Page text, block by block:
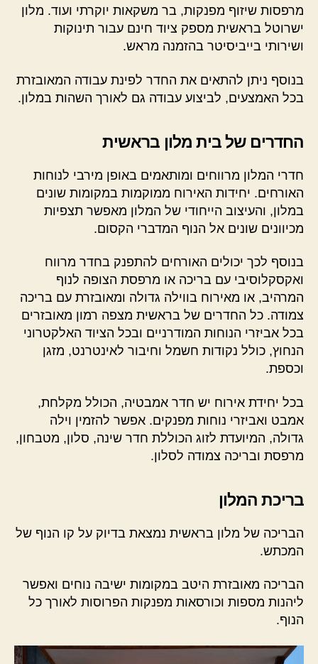
מרפסות שיזוף מפנקות, בר משקאות יוקרתי ועוד. מלון
ישרוטל בראשית מספק ציוד חינם עבור תינוקות
ושירותי בייביסיטר בהזמנה מראש.
בנוסף ניתן להתאים את החדר לפינת עבודה המאובזרת
בכל האמצעים, לביצוע עבודה גם לאורך השהות במלון.
החדרים של בית מלון בראשית
חדרי המלון מרווחים ומותאמים באופן מירבי לנוחות
האורחים. יחידות האירוח ממוקמות במקומות שונים
במלון, והעיצוב הייחודי של המלון מאפשר תצפיות
מכיוונים שונים אל הנוף המדברי הקסום.
בנוסף לכך יכולים האורחים להתפנק בחדר מרווח
ואקסקלוסיבי עם בריכה או מרפסת הצופה לנוף
המרהיב, או מאירוח בווילה גדולה ומאובזרת עם בריכה
צמודה. כל החדרים של בראשית מצפה רמון מאובזרים
בכל אביזרי הנוחות המודרניים ובכל הציוד האלקטרוני
הנחוץ, כולל נקודות חשמל וחיבור לאינטרנט, מזגן
וכספת.
בכל יחידת אירוח יש חדר אמבטיה, הכולל מקלחת,
אמבט ואביזרי נוחות מפנקים. אפשר להזמין וילה
גדולה, המיועדת לזוג הכוללת חדר שינה, סלון, מטבחון,
מרפסת ובריכה צמודה לסלון.
בריכת המלון
הבריכה של מלון בראשית נמצאת בדיוק על קו הנוף של
המכתש.
הבריכה מאובזרת היטב במקומות ישיבה נוחים ואפשר
ליהנות מספות וכורסאות מפנקות הפרוסות לאורך כל
הנוף.